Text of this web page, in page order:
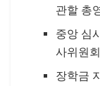
관할 총
중앙 심
사위원회
장학금